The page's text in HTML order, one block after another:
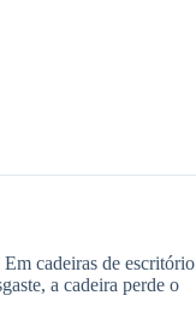
cadeiras de escritório
a cadeira perde o